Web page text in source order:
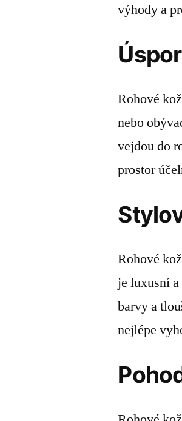
výhody a
Rohové
nebo
vejdou do
prostor
Rohové
je luxusní
barvy a
nejlépe